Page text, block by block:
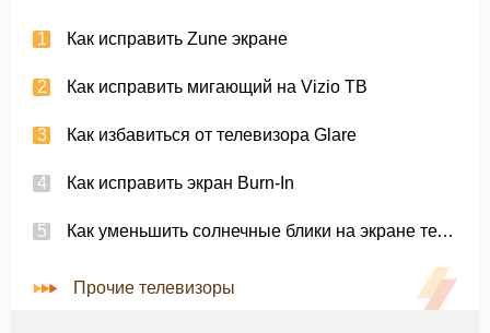
Как исправить Zune экране
Как исправить мигающий на Vizio ТВ
Как избавиться от телевизора Glare
Как исправить экран Burn-In
Как уменьшить солнечные блики на экране телевизора
Прочие телевизоры